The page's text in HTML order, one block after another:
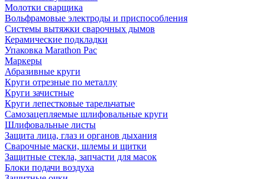
Молотки сварщика
Вольфрамовые электроды и приспособления
Системы вытяжки сварочных дымов
Керамические подкладки
Упаковка Marathon Pac
Маркеры
Абразивные круги
Круги отрезные по металлу
Круги зачистные
Круги лепестковые тарельчатые
Самозацепляемые шлифовальные круги
Шлифовальные листы
Защита лица, глаз и органов дыхания
Сварочные маски, шлемы и щитки
Защитные стекла, запчасти для масок
Блоки подачи воздуха